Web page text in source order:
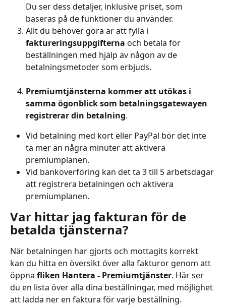
Du ser dess detaljer, inklusive priset, som
baseras på de funktioner du använder.
Allt du behöver göra är att fylla i
faktureringsuppgifterna och betala för
beställningen med hjälp av någon av de
betalningsmetoder som erbjuds.
Premiumtjänsterna kommer att utökas i
samma ögonblick som betalningsgatewayen
registrerar din betalning.
Vid betalning med kort eller PayPal bör det inte
ta mer än några minuter att aktivera
premiumplanen.
Vid banköverföring kan det ta 3 till 5 arbetsdagar
att registrera betalningen och aktivera
premiumplanen.
Var hittar jag fakturan för de
betalda tjänsterna?
När betalningen har gjorts och mottagits korrekt
kan du hitta en översikt över alla fakturor genom att
öppna fliken Hantera - Premiumtjänster. Här ser
du en lista över alla dina beställningar, med möjlighet
att ladda ner en faktura för varje beställning.